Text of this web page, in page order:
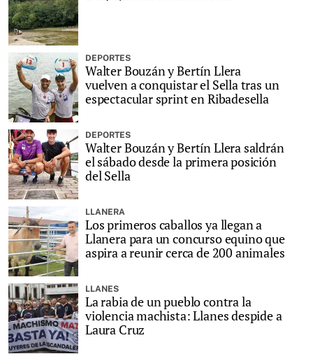
DEPORTES
Walter Bouzán y Bertín Llera
vuelven a conquistar el Sella tras un
espectacular sprint en Ribadesella
DEPORTES
Walter Bouzán y Bertín Llera saldrán
el sábado desde la primera posición
del Sella
LLANERA
Los primeros caballos ya llegan a
Llanera para un concurso equino que
aspira a reunir cerca de 200 animales
LLANES
La rabia de un pueblo contra la
violencia machista: Llanes despide a
Laura Cruz